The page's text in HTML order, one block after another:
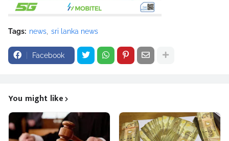
Tags: news sri lanka news
Facebook
You might like